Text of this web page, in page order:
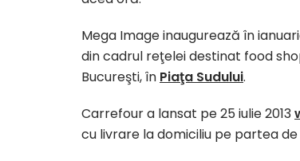
Mega Image inaugurează în
din cadrul reţelei destinat food
Bucureşti, în Piaţa Sudului.
Carrefour a lansat pe 25 iulie 2013
cu livrare la domiciliu pe partea